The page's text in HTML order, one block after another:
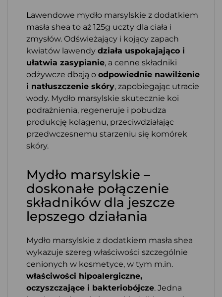
Lawendowe mydło marsylskie z dodatkiem
masła shea to aż 125g uczty dla ciała i
zmysłów. Odświeżający i kojący zapach
kwiatów lawendy działa uspokajająco i
ułatwia zasypianie, a cenne składniki
odżywcze dbają o odpowiednie nawilżenie
i natłuszczenie skóry, zapobiegając utracie
wody. Mydło marsylskie skutecznie koi
podrażnienia, regeneruje i pobudza
produkcję kolagenu, przeciwdziałając
przedwczesnemu starzeniu się komórek
skóry.
Mydło marsylskie –
doskonałe połączenie
składników dla jeszcze
lepszego działania
Mydło marsylskie z dodatkiem masła shea
wykazuje szereg właściwości szczególnie
cenionych w kosmetyce, w tym m.in.
właściwości hipoalergiczne,
oczyszczające i bakteriobójcze. Jedna